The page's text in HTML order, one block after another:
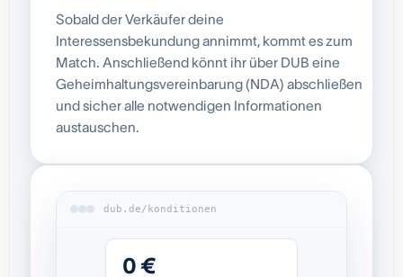
Sobald der Verkäufer deine
Interessensbekundung annimmt, kommt es zum
Match. Anschließend könnt ihr über DUB eine
Geheimhaltungsvereinbarung (NDA) abschließen
und sicher alle notwendigen Informationen
austauschen.
dub.de/konditionen
0 €